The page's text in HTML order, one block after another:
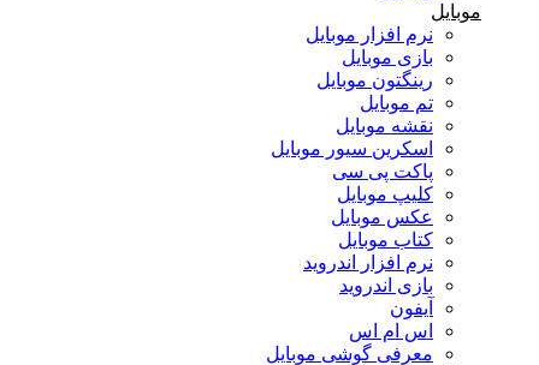
موبایل
نرم افزار موبایل
بازی موبایل
رینگتون موبایل
تم موبایل
نقشه موبایل
اسکرین سیور موبایل
پاکت پی سی
کلیپ موبایل
عکس موبایل
کتاب موبایل
نرم افزار اندروید
بازی اندروید
آیفون
اس ام اس
معرفی گوشی موبایل